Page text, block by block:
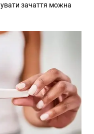
зачаття можна